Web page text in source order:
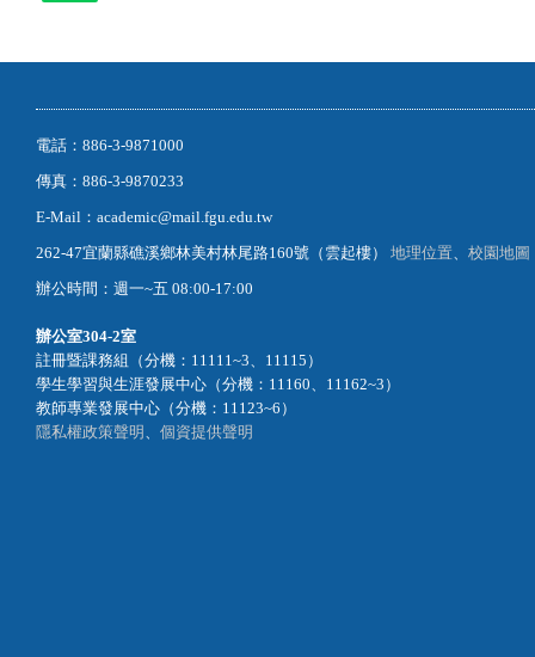
電話：886-3-9871000
傳真：886-3-9870233
E-Mail：academic@mail.fgu.edu.tw
262-47宜蘭縣礁溪鄉林美村林尾路160號（雲起樓） 地理位置、 校園地圖
辦公時間：週一~五 08:00-17:00
辦公室304-2室
註冊暨課務組（分機：11111~3、11115）
學生學習與生涯發展中心（分機：11160、11162~3）
教師專業發展中心（分機：11123~6）
隱私權政策聲明 、 個資提供聲明